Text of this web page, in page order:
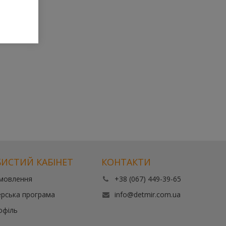
КАБІНЕТ
програма
КОНТАКТИ
+38 (067) 449-39-65
info@detmir.com.ua